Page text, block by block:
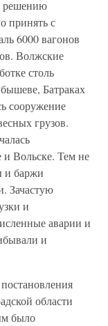
решению
принять с
6000 вагонов
Волжские
столь
Батраках
сооружение
грузов.
Вольске. Тем не
и баржи
Зачастую
и
аварии и
и
области
было